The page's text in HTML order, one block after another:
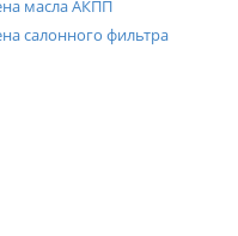
масла АКПП
салонного фильтра